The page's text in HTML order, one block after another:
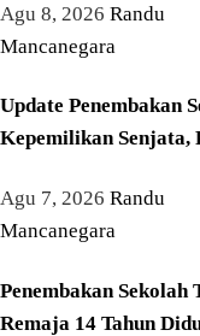
Agu 8, 2026 Randu
Mancanegara
Update Penembakan
Kepemilikan
Agu 7, 2026 Randu
Mancanegara
Penembakan Sekolah
Remaja 14 Tahun